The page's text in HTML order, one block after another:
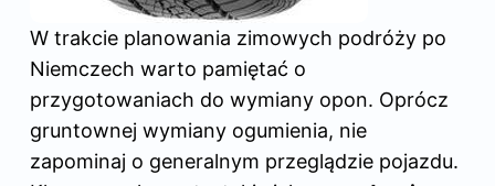
W trakcie planowania zimowych podróży po
Niemczech warto pamiętać o
przygotowaniach do wymiany opon. Oprócz
gruntownej wymiany ogumienia, nie
zapominaj o generalnym przeglądzie pojazdu.